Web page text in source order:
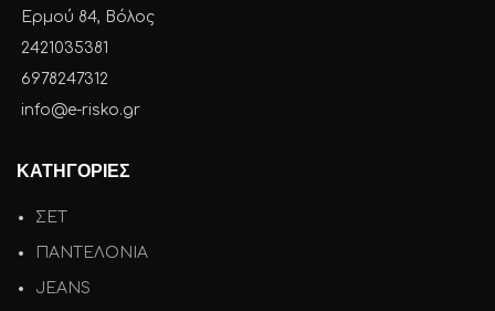
Ερμού 84, Βόλος
2421035381
6978247312
info@e-risko.gr
ΚΑΤΗΓΟΡΙΕΣ
ΣΕΤ
ΠΑΝΤΕΛΟΝΙΑ
JEANS